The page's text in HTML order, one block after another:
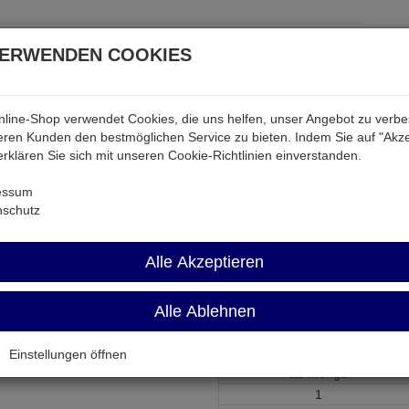
& Akkus Audio & Video Strom Tab &
TRT 30VA 2X9V
Ringkerntrafo 2x 9V 2x 1,67A
1
COOKIES
Shop verwendet Cookies, die uns helfen, unser Angebot zu
Kunden den bestmöglichen Service zu bieten. Indem Sie auf
Sie sich mit unseren Cookie-Richtlinien einverstanden.
Alle Akzeptieren
Alle Ablehnen
Einstellungen öffnen